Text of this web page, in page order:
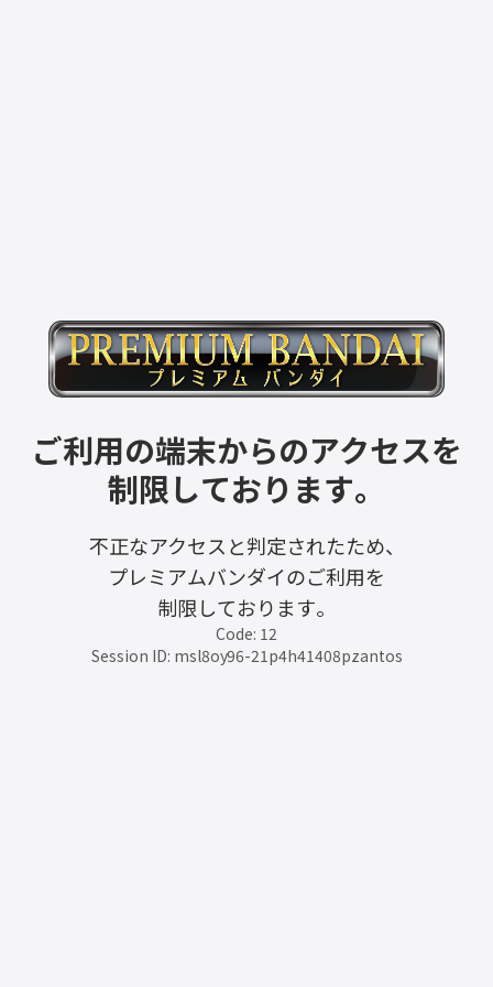
ご利用の端末からのアクセスを
制限しております。
不正なアクセスと判定されたため、
プレミアムバンダイのご利用を
制限しております。
Code: 12
Session ID: msl8oy96-21p4h41408pzantos